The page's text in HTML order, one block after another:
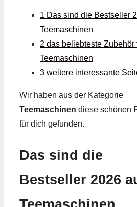
1 Das sind die Bestseller
Teemaschinen
2 das beliebteste Zubehör
Teemaschinen
3 weitere interessante
Wir haben aus der Kategorie
Teemaschinen diese schönen
für dich gefunden.
Das sind die
Bestseller 2026